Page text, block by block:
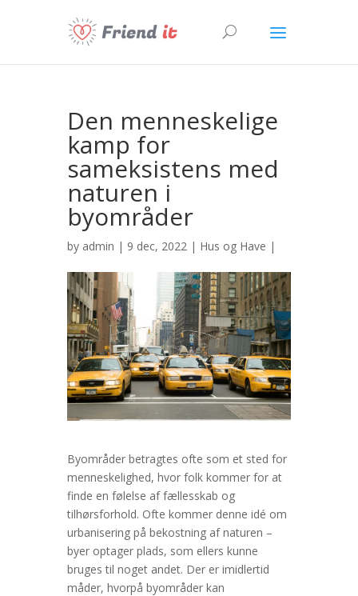
Den menneskelige
kamp for
sameksistens med
naturen i
byområder
by admin | 9 dec, 2022 | Hus og Have |
Byområder betragtes ofte som et sted for
menneskelighed, hvor folk kommer for at
finde en følelse af fællesskab og
tilhørsforhold. Ofte kommer denne idé om
urbanisering på bekostning af naturen –
byer optager plads, som ellers kunne
bruges til noget andet. Der er imidlertid
måder, hvorpå byområder kan